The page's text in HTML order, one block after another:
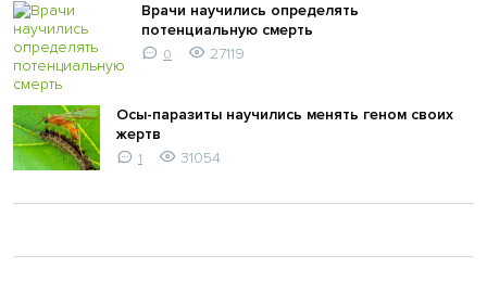
Врачи научились определять
потенциальную смерть
0 27119
Осы-паразиты научились менять геном своих
жертв
1 31054